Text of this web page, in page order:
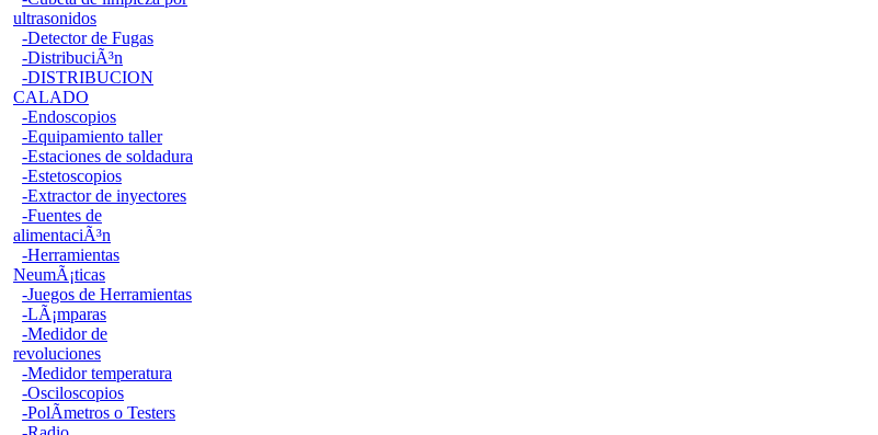
ultrasonidos
-Detector de Fugas
-DistribuciÃ³n
-DISTRIBUCION
CALADO
-Endoscopios
-Equipamiento taller
-Estaciones de soldadura
-Estetoscopios
-Extractor de inyectores
-Fuentes de
alimentaciÃ³n
-Herramientas
NeumÃ¡ticas
-Juegos de Herramientas
-LÃ¡mparas
-Medidor de
revoluciones
-Medidor temperatura
-Osciloscopios
-PolÃ­metros o Testers